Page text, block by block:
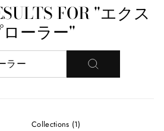
FOR "エクス
ーラー"
す
Collections (1)